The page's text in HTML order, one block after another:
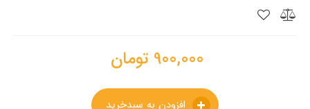
900,000 تومان